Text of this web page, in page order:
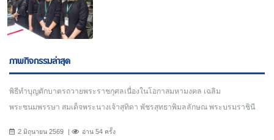
ภาพกิจกรรมล่าสุด
พิธีทำบุญตักบาตรถวายพระราชกุศลเนื่องในโอกาสมหามงคล เฉลิม
พระชนมพรรษา สมเด็จพระนางเจ้าสุทิดา พัชรสุทธาพิมลลักษณ พระบรมราชินี
2 มิถุนายน 2569 อ่าน 54 ครั้ง